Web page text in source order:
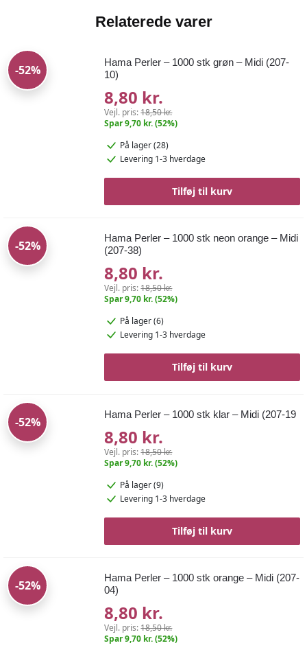
Relaterede varer
-52%
Hama Perler – 1000 stk grøn – Midi (207-
10)
8,80 kr.
Vejl. pris:18,50 kr.
Spar 9,70 kr. (52%)
På lager (28)
Levering 1-3 hverdage
Tilføj til kurv
-52%
Hama Perler – 1000 stk neon orange – Midi
(207-38)
8,80 kr.
Vejl. pris:18,50 kr.
Spar 9,70 kr. (52%)
På lager (6)
Levering 1-3 hverdage
Tilføj til kurv
-52%
Hama Perler – 1000 stk klar – Midi (207-19
8,80 kr.
Vejl. pris:18,50 kr.
Spar 9,70 kr. (52%)
På lager (9)
Levering 1-3 hverdage
Tilføj til kurv
-52%
Hama Perler – 1000 stk orange – Midi (207-
04)
8,80 kr.
Vejl. pris:18,50 kr.
Spar 9,70 kr. (52%)